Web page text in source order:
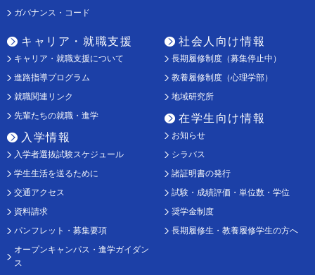
ガバナンス・コード
キャリア・就職支援
キャリア・就職支援について
進路指導プログラム
就職関連リンク
先輩たちの就職・進学
入学情報
入学者選抜試験スケジュール
学生生活を送るために
交通アクセス
資料請求
パンフレット・募集要項
オープンキャンパス・進学ガイダン
ス
社会人向け情報
長期履修制度（募集停止中）
教養履修制度（心理学部）
地域研究所
在学生向け情報
お知らせ
シラバス
諸証明書の発行
試験・成績評価・単位数・学位
奨学金制度
長期履修生・教養履修学生の方へ